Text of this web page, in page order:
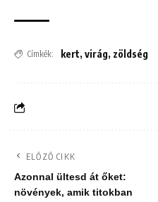
Címkék: kert, virág, zöldség
ELŐZŐ CIKK
Azonnal ültesd át őket:
növények, amik titokban